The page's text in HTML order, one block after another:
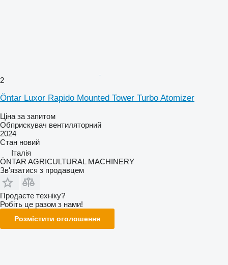
2
Öntar Luxor Rapido Mounted Tower Turbo Atomizer
Ціна за запитом
Обприскувач вентиляторний
2024
Стан новий
Італія
ÖNTAR AGRICULTURAL MACHINERY
Зв'язатися з продавцем
Продаєте техніку?
Робіть це разом з нами!
Розмістити оголошення